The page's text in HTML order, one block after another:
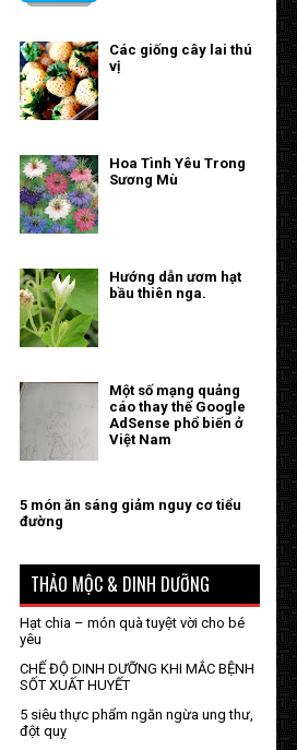
Các giống cây lai thú
vị
Hoa Tình Yêu Trong
Sương Mù
Hướng dẫn ươm hạt
bầu thiên nga.
Một số mạng quảng
cáo thay thế Google
AdSense phổ biến ở
Việt Nam
5 món ăn sáng giảm nguy cơ tiểu
đường
THẢO MỘC & DINH DƯỠNG
Hạt chia – món quà tuyệt vời cho bé
yêu
CHẾ ĐỘ DINH DƯỠNG KHI MẮC BỆNH
SỐT XUẤT HUYẾT
5 siêu thực phẩm ngăn ngừa ung thư,
đột quỵ